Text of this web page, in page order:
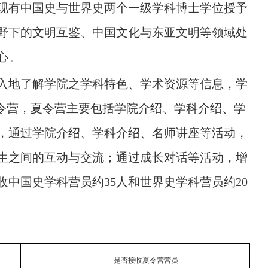
有中国史与世界史两个一级学科博士学位授予
的文明互鉴、中国文化与东亚文明等领域处
。
地了解学院之学科特色、学术资源等信息，学
营，夏令营主要包括学院介绍、学科介绍、学
过学院介绍、学科介绍、名师讲座等活动，
之间的互动与交流；通过成长对话等活动，增
中国史学科营员约35人和世界史学科营员约20
是否接收夏令营营员